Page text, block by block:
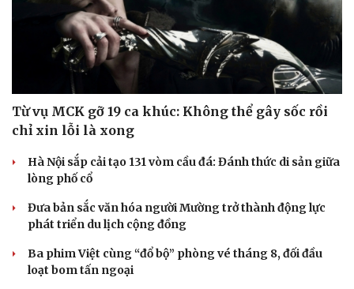
Từ vụ MCK gỡ 19 ca khúc: Không thể gây sốc rồi
chỉ xin lỗi là xong
Hà Nội sắp cải tạo 131 vòm cầu đá: Đánh thức di sản giữa
lòng phố cổ
Đưa bản sắc văn hóa người Mường trở thành động lực
phát triển du lịch cộng đồng
Ba phim Việt cùng “đổ bộ” phòng vé tháng 8, đối đầu
loạt bom tấn ngoại